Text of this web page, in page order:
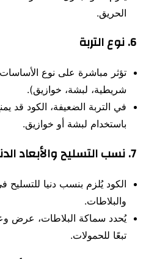
الحريق.
6. نوع التربة
تؤثر مباشرة على نوع
شريطية، لبشة، خوازيق).
في التربة الضعيفة، الكود قد
باستخدام لبشة أو خوازيق.
7. نسب التسليح والأبعاد
الكود يُلزم بنسب دنيا للتسليح
والبلاطات.
يُحدد سماكة البلاطات، عرض
تبعًا للحمولات.